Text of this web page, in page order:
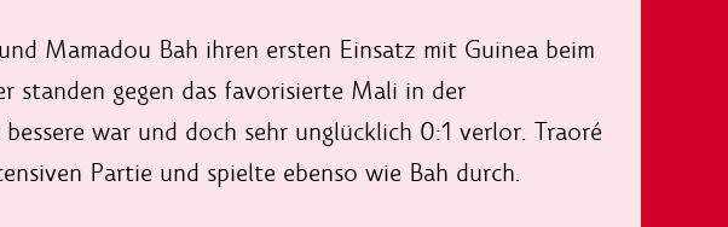
Mamadou Bah ihren ersten Einsatz mit Guinea beim
standen gegen das favorisierte Mali in der
war und doch sehr unglücklich 0:1 verlor. Traoré
Partie und spielte ebenso wie Bah durch.